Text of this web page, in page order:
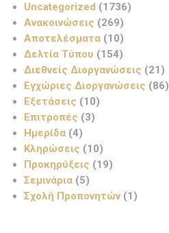
Uncategorized (1736)
Ανακοινώσεις (269)
Αποτελέσματα (10)
Δελτία Τύπου (154)
Διεθνείς Διοργανώσεις (21)
Εγχώριες Διοργανώσεις (86)
Εξετάσεις (10)
Επιτροπές (3)
Ημερίδα (4)
Κληρώσεις (10)
Προκηρύξεις (19)
Σεμινάρια (5)
Σχολή Προπονητών (1)